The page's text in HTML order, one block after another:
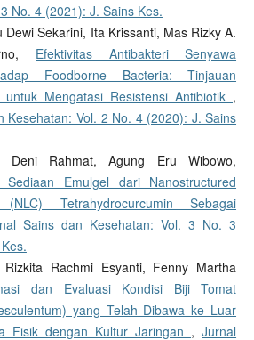
No. 4 (2021): J. Sains Kes.
Dewi Sekarini, Ita Krissanti, Mas Rizky A.
Efektivitas Antibakteri Senyawa
Foodborne Bacteria: Tinjauan
Mengatasi Resistensi Antibiotik ,
Kesehatan: Vol. 2 No. 4 (2020): J. Sains
Deni Rahmat, Agung Eru Wibowo,
Sediaan Emulgel dari Nanostructured
Tetrahydrocurcumin Sebagai
Sains dan Kesehatan: Vol. 3 No. 3
Rizkita Rachmi Esyanti, Fenny Martha
dan Evaluasi Kondisi Biji Tomat
yang Telah Dibawa ke Luar
Fisik dengan Kultur Jaringan ,Jurnal